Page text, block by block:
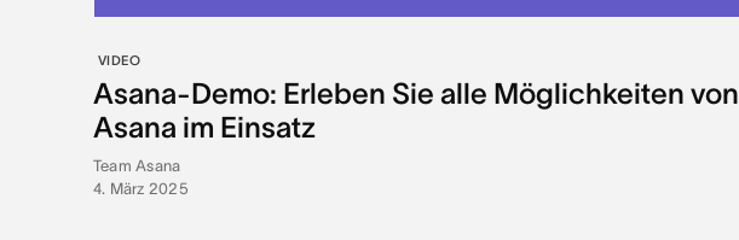
VIDEO
Asana-Demo: Erleben Sie alle Möglichkeiten von
Asana im Einsatz
Team Asana
4. März 2025